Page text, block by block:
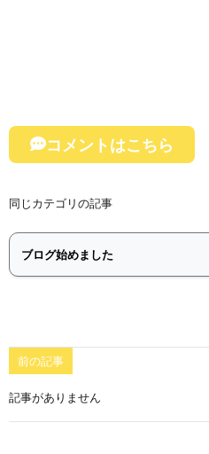
コメントはこちら
同じカテゴリの記事
前の記事
記事がありません